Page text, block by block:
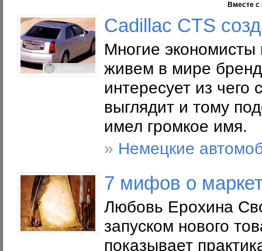
Вместе с
Cadillac CTS
Многие экономисты
живем в мире
интересует из чего
выглядит и тому
имел громкое имя.
» Немецкие
7 мифов о
Любовь Ерохина
запуском нового
показывает